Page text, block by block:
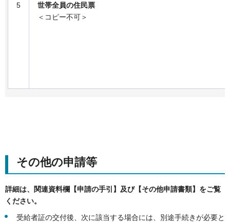
5
世帯全員の住民票
＜コピー不可＞
その他の申請等
詳細は、関連資料欄【申請の手引】及び【その他申請書類】をご覧
ください。
受給者証の交付後、次に該当する場合には、別途手続きが必要と